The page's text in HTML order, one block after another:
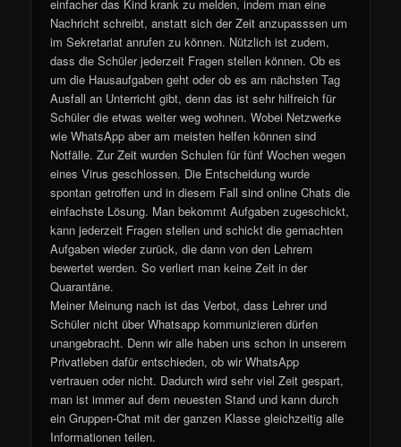
einfacher das Kind krank zu melden, indem man eine
Nachricht schreibt, anstatt sich der Zeit anzupasssen um
im Sekretariat anrufen zu können. Nützlich ist zudem,
dass die Schüler jederzeit Fragen stellen können. Ob es
um die Hausaufgaben geht oder ob es am nächsten Tag
Ausfall an Unterricht gibt, denn das ist sehr hilfreich für
Schüler die etwas weiter weg wohnen. Wobei Netzwerke
wie WhatsApp aber am meisten helfen können sind
Notfälle. Zur Zeit wurden Schulen für fünf Wochen wegen
eines Virus geschlossen. Die Entscheidung wurde
spontan getroffen und in diesem Fall sind online Chats die
einfachste Lösung. Man bekommt Aufgaben zugeschickt,
kann jederzeit Fragen stellen und schickt die gemachten
Aufgaben wieder zurück, die dann von den Lehrern
bewertet werden. So verliert man keine Zeit in der
Quarantäne.
Meiner Meinung nach ist das Verbot, dass Lehrer und
Schüler nicht über Whatsapp kommunizieren dürfen
unangebracht. Denn wir alle haben uns schon in unserem
Privatleben dafür entschieden, ob wir WhatsApp
vertrauen oder nicht. Dadurch wird sehr viel Zeit gespart,
man ist immer auf dem neuesten Stand und kann durch
ein Gruppen-Chat mit der ganzen Klasse gleichzeitig alle
Informationen teilen.